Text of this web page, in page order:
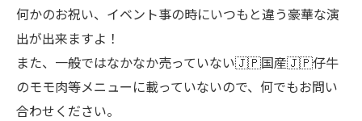
何かのお祝い、イベント事の時にいつもと違う豪華な演
出が出来ますよ！
また、一般ではなかなか売っていない🇯🇵国産🇯🇵仔牛
のモモ肉等メニューに載っていないので、何でもお問い
合わせください。